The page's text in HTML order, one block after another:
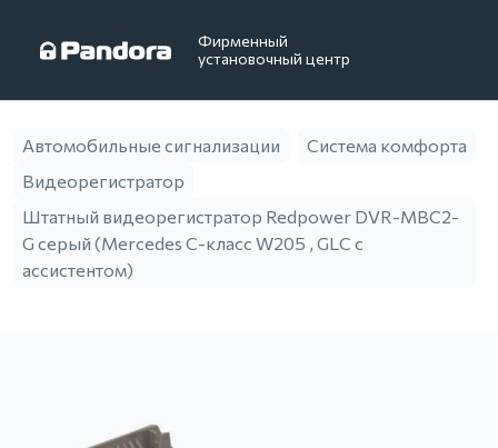
Фирменный
установочный центр
Автомобильные сигнализации
Система комфорта
Видеорегистратор
Штатный видеорегистратор Redpower DVR-MBC2-
G серый (Mercedes C-класс W205 , GLC с
ассистентом)